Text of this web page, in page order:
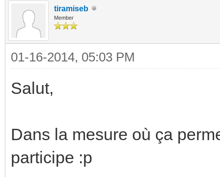
tiramiseb
Member
01-16-2014, 05:03 PM
Salut,
Dans la mesure où ça
participe :p